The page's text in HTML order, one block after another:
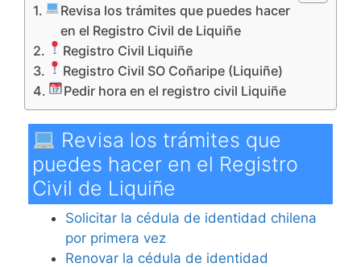
Revisa los trámites que puedes hacer
en el Registro Civil de Liquiñe
Registro Civil Liquiñe
Registro Civil SO Coñaripe (Liquiñe)
Pedir hora en el registro civil Liquiñe
Revisa los trámites que
puedes hacer en el Registro
Civil de Liquiñe
Solicitar la cédula de identidad chilena
por primera vez
Renovar la cédula de identidad